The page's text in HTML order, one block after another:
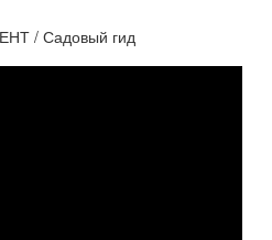
/ Садовый гид